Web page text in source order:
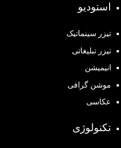
استودیو
تیزر سینماتیک
تیزر تبلیغاتی
انیمیشن
موشن گرافی
عکاسی
تکنولوژی